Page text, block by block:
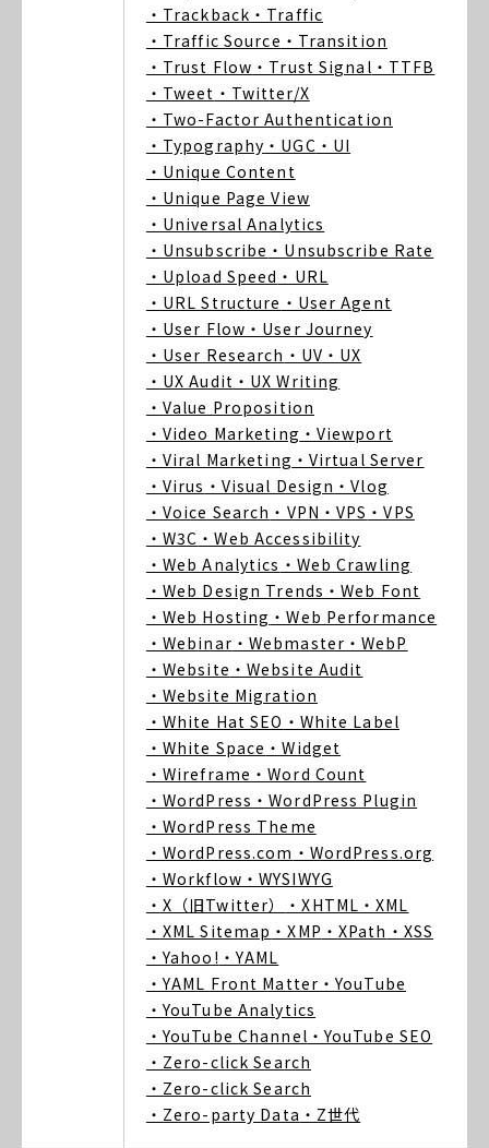
・Trackback ・Traffic
・Traffic Source ・Transition
・Trust Flow ・Trust Signal ・TTFB
・Tweet ・Twitter/X
・Two-Factor Authentication
・Typography ・UGC ・UI
・Unique Content
・Unique Page View
・Universal Analytics
・Unsubscribe ・Unsubscribe Rate
・Upload Speed ・URL
・URL Structure ・User Agent
・User Flow ・User Journey
・User Research ・UV ・UX
・UX Audit ・UX Writing
・Value Proposition
・Video Marketing ・Viewport
・Viral Marketing ・Virtual Server
・Virus ・Visual Design ・Vlog
・Voice Search ・VPN ・VPS ・VPS
・W3C ・Web Accessibility
・Web Analytics ・Web Crawling
・Web Design Trends ・Web Font
・Web Hosting ・Web Performance
・Webinar ・Webmaster ・WebP
・Website ・Website Audit
・Website Migration
・White Hat SEO ・White Label
・White Space ・Widget
・Wireframe ・Word Count
・WordPress ・WordPress Plugin
・WordPress Theme
・WordPress.com ・WordPress.org
・Workflow ・WYSIWYG
・X（旧Twitter）
・XHTML ・XML
・XML Sitemap ・XMP ・XPath ・XSS
・Yahoo! ・YAML
・YAML Front Matter ・YouTube
・YouTube Analytics
・YouTube Channel ・YouTube SEO
・Zero-click Search
・Zero-click Search
・Zero-party Data ・Z世代